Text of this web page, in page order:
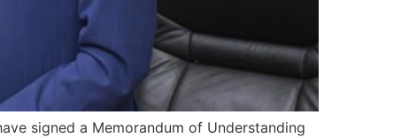
signed a Memorandum of Understanding